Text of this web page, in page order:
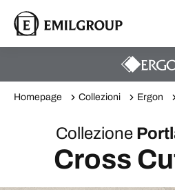
Homepage Collezioni Ergon
Collezione
Cross